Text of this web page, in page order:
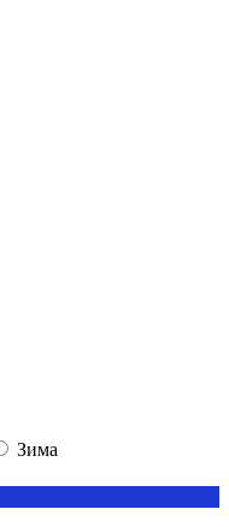
Зима